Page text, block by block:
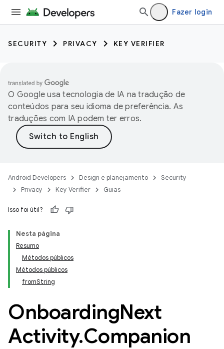
Fazer login
SECURITY PRIVACY KEY VERIFIER
O Google usa tecnologia de IA na tradução de
conteúdos para seu idioma de preferência. As
traduções com IA podem ter erros.
Android Developers Design e planejamento
Security
Privacy
Key Verifier Guias
Isso foi útil?
Nesta página
Resumo
Métodos públicos
Métodos públicos
fromString
OnboardingNext
Activity.Companion